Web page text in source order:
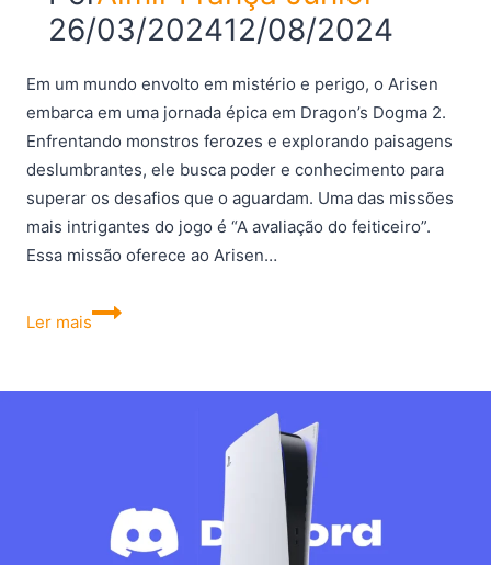
26/03/202412/08/2024
Em um mundo envolto em mistério e perigo, o Arisen
embarca em uma jornada épica em Dragon’s Dogma 2.
Enfrentando monstros ferozes e explorando paisagens
deslumbrantes, ele busca poder e conhecimento para
superar os desafios que o aguardam. Uma das missões
mais intrigantes do jogo é “A avaliação do feiticeiro”.
Essa missão oferece ao Arisen…
Ler mais
Dragon’s
Como
dominar